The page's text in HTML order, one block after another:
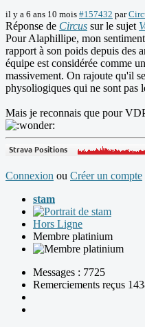
il y a 6 ans 10 mois #157432 par
Réponse de Circus sur le sujet
Pour Alaphillipe, mon
rapport à son poids depuis des
équipe est considérée comme
massivement. On rajoute qu'il
physoliogiques qui ne sont pas
Mais je reconnais que pour
Connexion ou Créer un compte
stam
Hors Ligne
Membre platinium
Messages : 7725
Remerciements reçus